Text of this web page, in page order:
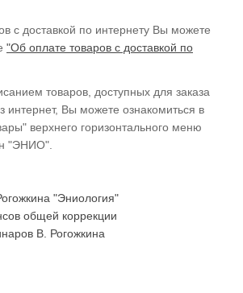
с доставкой по интернету Вы можете
"Об оплате товаров с доставкой по
товаров, доступных для заказа
интернет, Вы можете ознакомиться в
верхнего горизонтального меню
"ЭНИО".
"Эниология"
общей коррекции
В. Рогожкина